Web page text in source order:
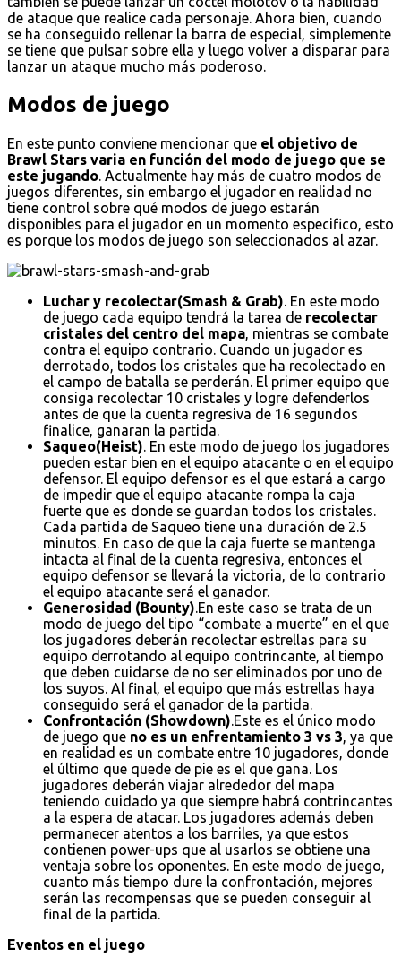
de ataque que realice cada personaje. Ahora bien, cuando
se ha conseguido rellenar la barra de especial, simplemente
se tiene que pulsar sobre ella y luego volver a disparar para
lanzar un ataque mucho más poderoso.
Modos de juego
En este punto conviene mencionar que el objetivo de
Brawl Stars varia en función del modo de juego que se
este jugando. Actualmente hay más de cuatro modos de
juegos diferentes, sin embargo el jugador en realidad no
tiene control sobre qué modos de juego estarán
disponibles para el jugador en un momento especifico, esto
es porque los modos de juego son seleccionados al azar.
Luchar y recolectar(Smash & Grab). En este modo
de juego cada equipo tendrá la tarea de recolectar
cristales del centro del mapa, mientras se combate
contra el equipo contrario. Cuando un jugador es
derrotado, todos los cristales que ha recolectado en
el campo de batalla se perderán. El primer equipo que
consiga recolectar 10 cristales y logre defenderlos
antes de que la cuenta regresiva de 16 segundos
finalice, ganaran la partida.
Saqueo(Heist). En este modo de juego los jugadores
pueden estar bien en el equipo atacante o en el equipo
defensor. El equipo defensor es el que estará a cargo
de impedir que el equipo atacante rompa la caja
fuerte que es donde se guardan todos los cristales.
Cada partida de Saqueo tiene una duración de 2.5
minutos. En caso de que la caja fuerte se mantenga
intacta al final de la cuenta regresiva, entonces el
equipo defensor se llevará la victoria, de lo contrario
el equipo atacante será el ganador.
Generosidad (Bounty).En este caso se trata de un
modo de juego del tipo “combate a muerte” en el que
los jugadores deberán recolectar estrellas para su
equipo derrotando al equipo contrincante, al tiempo
que deben cuidarse de no ser eliminados por uno de
los suyos. Al final, el equipo que más estrellas haya
conseguido será el ganador de la partida.
Confrontación (Showdown).Este es el único modo
de juego que no es un enfrentamiento 3 vs 3, ya que
en realidad es un combate entre 10 jugadores, donde
el último que quede de pie es el que gana. Los
jugadores deberán viajar alrededor del mapa
teniendo cuidado ya que siempre habrá contrincantes
a la espera de atacar. Los jugadores además deben
permanecer atentos a los barriles, ya que estos
contienen power-ups que al usarlos se obtiene una
ventaja sobre los oponentes. En este modo de juego,
cuanto más tiempo dure la confrontación, mejores
serán las recompensas que se pueden conseguir al
final de la partida.
Eventos en el juego